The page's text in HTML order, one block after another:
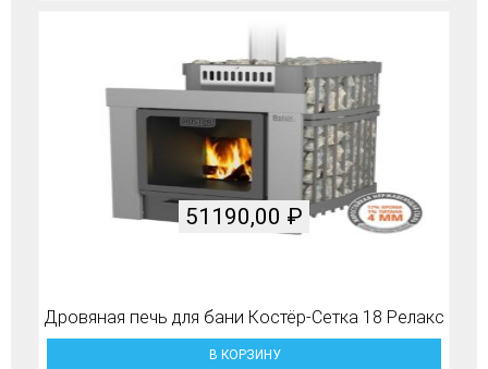
Дровяная печь для бани Костёр-Сетка 18 Релакс
51190,00 ₽
В КОРЗИНУ